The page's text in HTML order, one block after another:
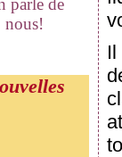
parle de
nous!